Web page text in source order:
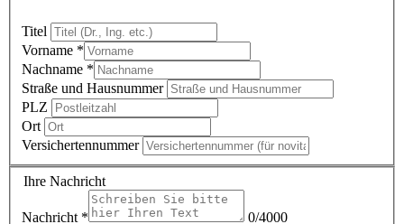
Titel
Vorname *
Nachname *
Straße und Hausnummer
PLZ
Ort
Versichertennummer
Ihre Nachricht
Nachricht * 0/4000